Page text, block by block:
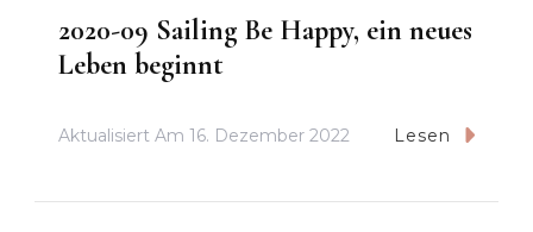
2020-09 Sailing Be Happy, ein neues
Leben beginnt
Aktualisiert Am 16. Dezember 2022 Lesen